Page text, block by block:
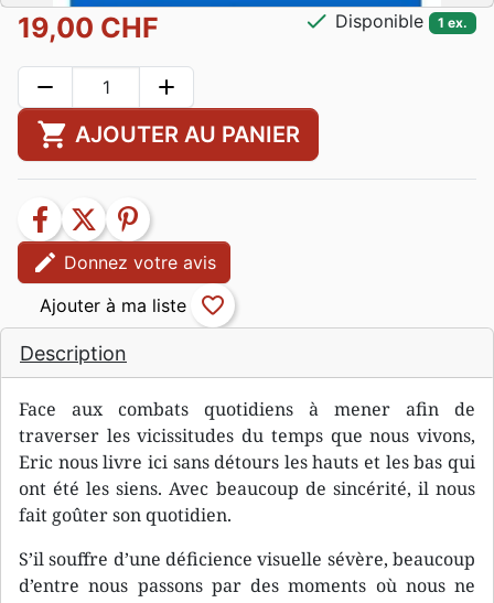
Description
Face aux combats quotidiens à mener afin de
traverser les vicissitudes du temps que nous vivons,
Eric nous livre ici sans détours les hauts et les bas qui
ont été les siens. Avec beaucoup de sincérité, il nous
fait goûter son quotidien.
S’il souffre d’une déficience visuelle sévère, beaucoup
d’entre nous passons par des moments où nous ne
19,00 CHF check Disponible 1 ex.
remove add
shopping_cart AJOUTER AU PANIER
facebook twitter
pinterest
edit Donnez votre avis
favorite_border